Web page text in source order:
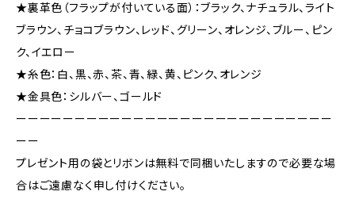
★裏革色（フラップが付いている面）：ブラック、ナチュラル、ライト
ブラウン、チョコブラウン、レッド、グリーン、オレンジ、ブルー、ピン
ク、イエロー
★糸色：白、黒、赤、茶、青、緑、黄、ピンク、オレンジ
★金具色：シルバー、ゴールド
ーーーーーーーーーーーーーーーーーーーーーーーーーーー
ーー
プレゼント用の袋とリボンは無料で同梱いたしますので必要な場
合はご遠慮なく申し付けください。